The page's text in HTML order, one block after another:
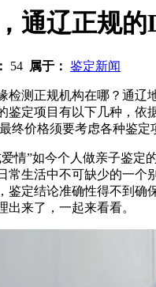
通辽正规
54 属于： 鉴定新闻
检测正规机构在哪？通
鉴定项目有以下几种，依
终价格须要考虑各种鉴
情”如今个人做亲子鉴
生活中不可缺少的一
定结论准确性得不到
来了，一起来看看。